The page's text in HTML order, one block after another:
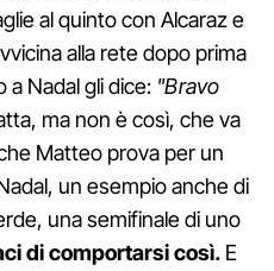
al quinto con Alcaraz e
alla rete dopo prima
a Nadal gli dice: "Bravo
ma non è così, che va
Matteo prova per un
un esempio anche di
una semifinale di uno
di comportarsi così. E